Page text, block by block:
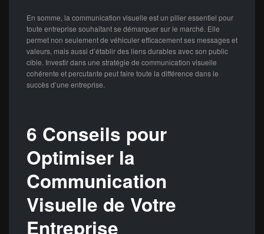
En somme, la communication visuelle est un pilier essentiel pour
toute entreprise souhaitant se démarquer sur le marché. Elle
permet non seulement de véhiculer efficacement ses messages et
valeurs, mais aussi d’établir des liens durables avec son public
cible. Investir dans une stratégie de communication visuelle
cohérente et percutante peut faire toute la différence dans le
succès d’une entreprise.
6 Conseils pour
Optimiser la
Communication
Visuelle de Votre
Entreprise